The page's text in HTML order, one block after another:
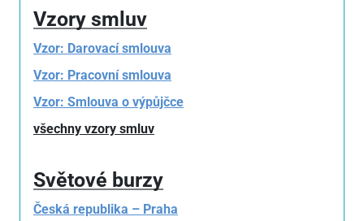
Vzory smluv
Vzor: Darovací smlouva
Vzor: Pracovní smlouva
Vzor: Smlouva o výpůjčce
všechny vzory smluv
Světové burzy
Česká republika – Praha